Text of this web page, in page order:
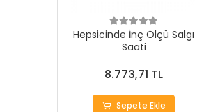
Hepsicinde İnç Ölçü Salgı
Saati
8.773,71 TL
Sepete Ekle